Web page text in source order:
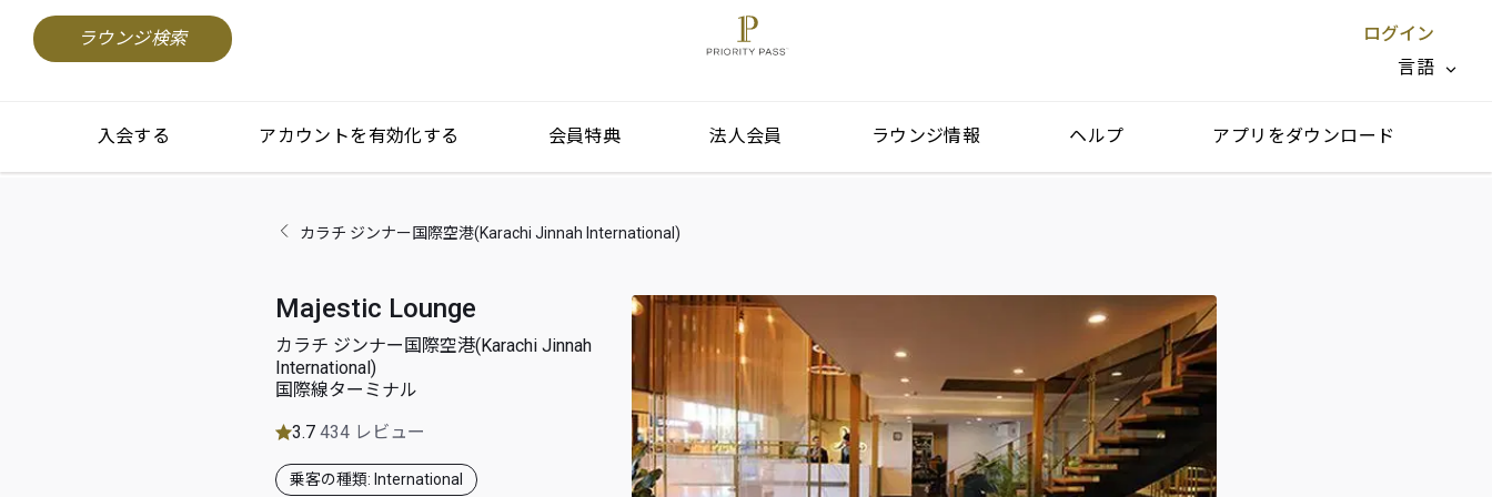
ラウンジ検索
ログイン
言語
閉じる X
入会する アカウントを有効化する 会員特典 法人会員 ラウンジ情報 ヘルプ アプリをダウンロード
カラチ ジンナー国際空港(Karachi Jinnah International)
Majestic Lounge
カラチ ジンナー国際空港(Karachi Jinnah
International)
国際線ターミナル
3.7 434 レビュー
乗客の種類: International